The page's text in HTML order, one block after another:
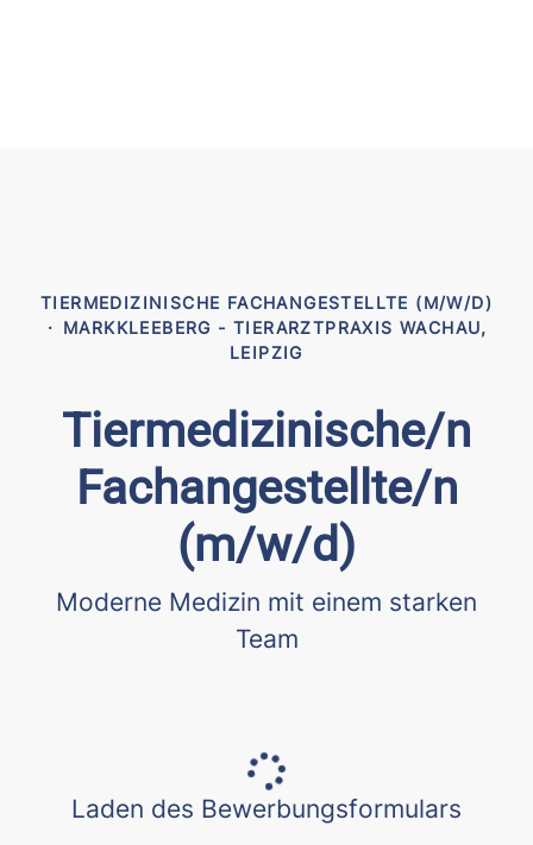
TIERMEDIZINISCHE FACHANGESTELLTE (M/W/D)
· MARKKLEEBERG - TIERARZTPRAXIS WACHAU,
LEIPZIG
Tiermedizinische/n
Fachangestellte/n
(m/w/d)
Moderne Medizin mit einem starken
Team
Laden des Bewerbungsformulars